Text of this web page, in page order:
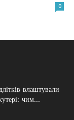
0
влаштували
чим...